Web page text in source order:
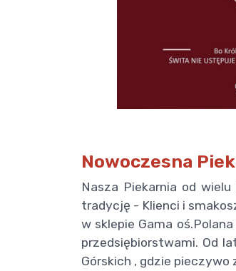
Nowoczesna
Nasza Piekarnia od
tradycję - Klienci i
w sklepie Gama
przedsiębiorstwami. Od
Górskich , gdzie